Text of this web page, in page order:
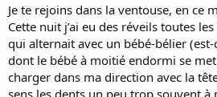
Je te rejoins dans la ventouse, en ce
Cette nuit j’ai eu des réveils toutes
qui alternait avec un bébé-bélier (est-
dont le bébé à moitié endormi se
charger dans ma direction avec la
sens les dents un peu trop souvent à